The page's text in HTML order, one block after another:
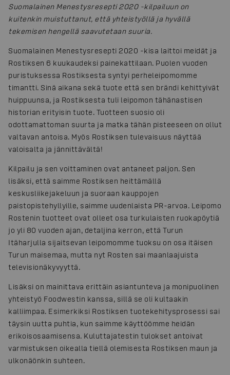
Suomalainen Menestysresepti 2020 -kilpailuun on
kuitenkin muistuttanut, että yhteistyöllä ja hyvällä
tekemisen hengellä saavutetaan suuria.
Suomalainen Menestysresepti 2020 -kisa laittoi meidät ja
Rostiksen 6 kuukaudeksi painekattilaan. Puolen vuoden
puristuksessa Rostiksesta syntyi perheleipomomme
timantti. Sinä aikana sekä tuote että sen brändi kehittyivät
huippuunsa, ja Rostiksesta tuli leipomon tähänastisen
historian erityisin tuote. Tuotteen suosio oli
odottamattoman suurta ja matka tähän pisteeseen on ollut
valtavan antoisa. Myös Rostiksen tulevaisuus näyttää
valoisalta ja jännittävältä!
Kilpailu ja sen voittaminen ovat antaneet paljon. Sen
lisäksi, että saimme Rostiksen heittämällä
keskusliikejakeluun ja suoraan kauppojen
paistopistehyllyille, saimme uudenlaista PR-arvoa. Leipomo
Rostenin tuotteet ovat olleet osa turkulaisten ruokapöytiä
jo yli 80 vuoden ajan, detaljina kerron, että Turun
Itäharjulla sijaitsevan leipomomme tuoksu on osa itäisen
Turun maisemaa, mutta nyt Rosten sai maanlaajuista
televisionäkyvyyttä.
Lisäksi on mainittava erittäin asiantunteva ja monipuolinen
yhteistyö Foodwestin kanssa, sillä se oli kultaakin
kalliimpaa. Esimerkiksi Rostiksen tuotekehitysprosessi sai
täysin uutta puhtia, kun saimme käyttöömme heidän
erikoisosaamisensa. Kuluttajatestin tulokset antoivat
varmistuksen oikealla tiellä olemisesta Rostiksen maun ja
ulkonäönkin suhteen.